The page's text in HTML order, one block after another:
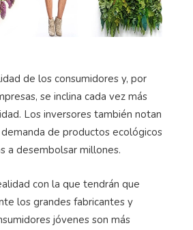
de los consumidores y, por
se inclina cada vez más
Los inversores también notan
de productos ecológicos
a desembolsar millones.
con la que tendrán que
los grandes fabricantes y
jóvenes son más